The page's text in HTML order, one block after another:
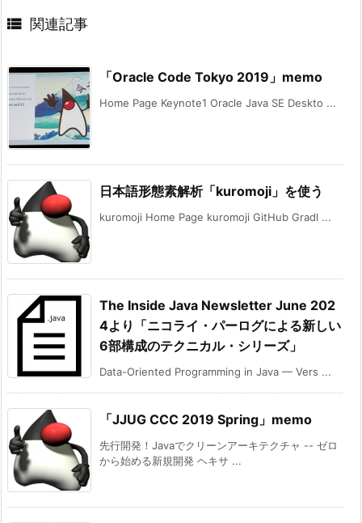
 関連記事
「Oracle Code Tokyo 2019」memo
Home Page Keynote1 Oracle Java SE Deskto ...
日本語形態素解析「kuromoji」を使う
kuromoji Home Page kuromoji GitHub Gradl ...
The Inside Java Newsletter June 202
4より「ニコライ・パーログによる新しい
6部構成のテクニカル・シリーズ」
Data-Oriented Programming in Java — Vers ...
「JJUG CCC 2019 Spring」memo
先行開発！Javaでクリーンアーキテクチャ -- ゼロ
から始める新規開発 ヘキサ ...